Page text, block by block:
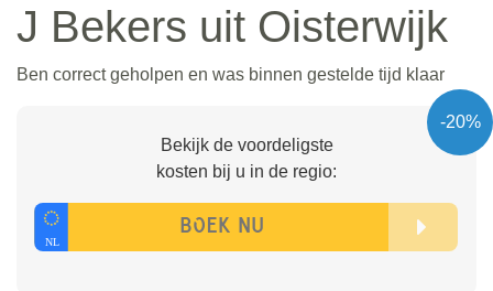
J Bekers uit Oisterwijk
Ben correct geholpen en was binnen gestelde tijd klaar
-20%
Bekijk de voordeligste
kosten bij u in de regio: